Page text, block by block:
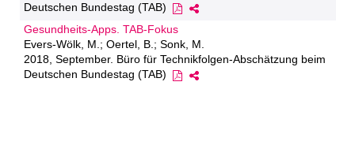
Deutschen Bundestag (TAB)
Gesundheits-Apps. TAB-Fokus
Evers-Wölk, M.; Oertel, B.; Sonk, M.
2018, September. Büro für Technikfolgen-Abschätzung beim
Deutschen Bundestag (TAB)